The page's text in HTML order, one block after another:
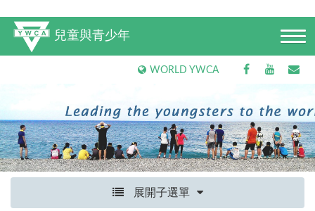
兒童與青少年
WORLD YWCA
展開子選單